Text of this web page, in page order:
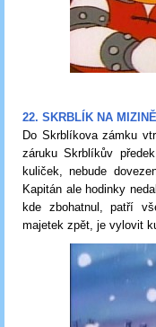
22. SKRBLÍK NA MIZINĚ
Do Skrblíkova zámku
záruku Skrblíkův
kuliček, nebude
Kapitán ale hodinky
kde zbohatnul, patří
majetek zpět, je vylovit